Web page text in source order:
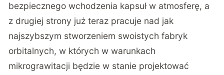
bezpiecznego wchodzenia kapsuł w atmosferę, a
z drugiej strony już teraz pracuje nad jak
najszybszym stworzeniem swoistych fabryk
orbitalnych, w których w warunkach
mikrograwitacji będzie w stanie projektować